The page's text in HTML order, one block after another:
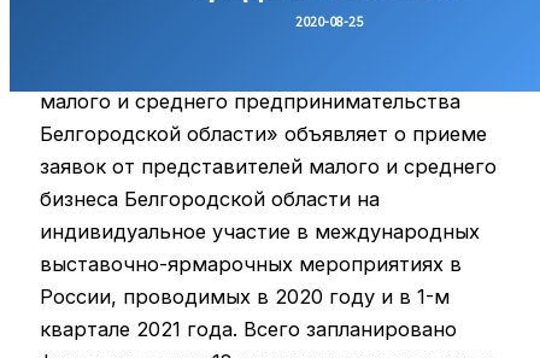
2020-08-25
малого и среднего предпринимательства
Белгородской области» объявляет о приеме
заявок от представителей малого и среднего
бизнеса Белгородской области на
индивидуальное участие в международных
выставочно-ярмарочных мероприятиях в
России, проводимых в 2020 году и в 1-м
квартале 2021 года. Всего запланировано